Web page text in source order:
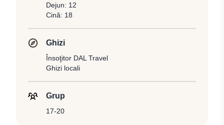
Dejun: 12
Cină: 18
Ghizi
Însoţitor DAL Travel
Ghizi locali
Grup
17-20